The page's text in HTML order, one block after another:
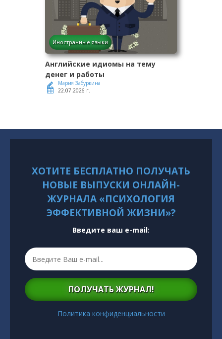
Иностранные языки
Английские идиомы на тему
денег и работы
Мария Забуркина
22.07.2026 г.
ХОТИТЕ БЕСПЛАТНО ПОЛУЧАТЬ
НОВЫЕ ВЫПУСКИ ОНЛАЙН-
ЖУРНАЛА «ПСИХОЛОГИЯ
ЭФФЕКТИВНОЙ ЖИЗНИ»?
Введите ваш e-mail:
ПОЛУЧАТЬ ЖУРНАЛ!
Политика конфиденциальности